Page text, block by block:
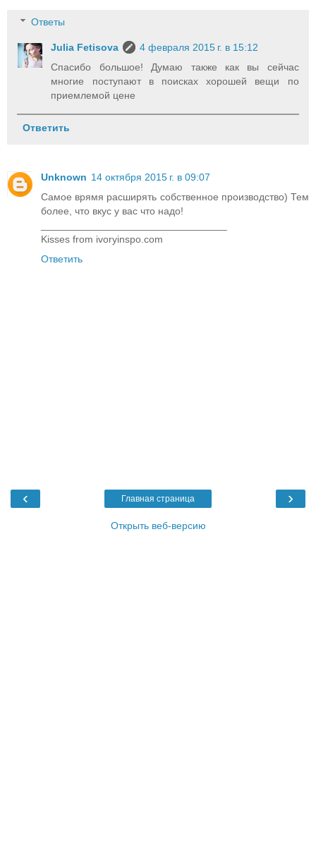
Ответы
Julia Fetisova
4 февраля 2015 г. в 15:12
Спасибо большое! Думаю также как вы сейчас
многие поступают в поисках хорошей вещи по
приемлемой цене
Ответить
Unknown 14 октября 2015 г. в 09:07
Самое врямя расширять собственное производство) Тем
более, что вкус у вас что надо!
Kisses from ivoryinspo.com
Ответить
‹ ›
Главная страница
Открыть веб-версию